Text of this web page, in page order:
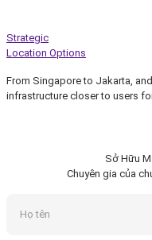
Strategic
Location Options
From Singapore to Jakarta,
infrastructure closer to users
Sở Hữu
Chuyên gia của